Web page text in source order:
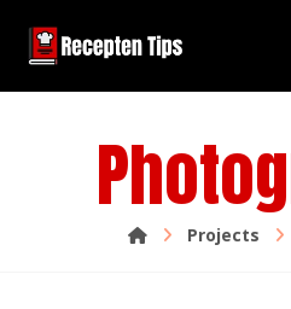
Projects